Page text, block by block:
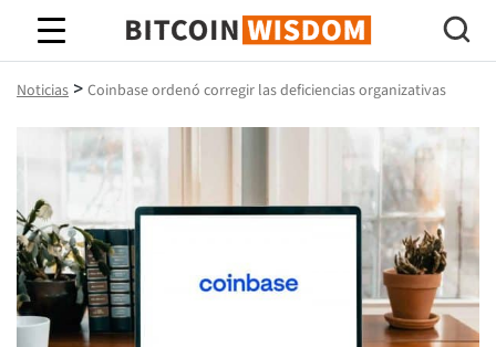
Sabiduría de Bitcoin
Noticias > Coinbase ordenó corregir las deficiencias organizativas